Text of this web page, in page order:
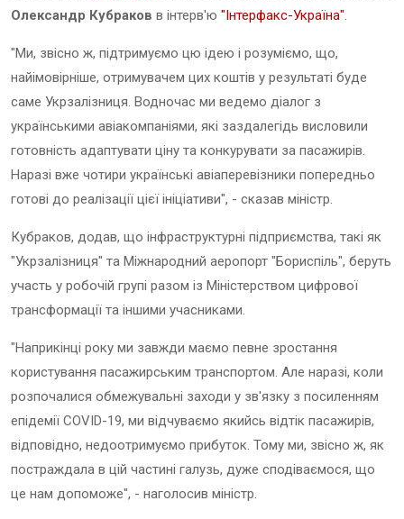
Олександр Кубраков в інтерв'ю "Інтерфакс-Україна".
"Ми, звісно ж, підтримуємо цю ідею і розуміємо, що,
найімовірніше, отримувачем цих коштів у результаті буде
саме Укрзалізниця. Водночас ми ведемо діалог з
українськими авіакомпаніями, які заздалегідь висловили
готовність адаптувати ціну та конкурувати за пасажирів.
Наразі вже чотири українські авіаперевізники попередньо
готові до реалізації цієї ініціативи", - сказав міністр.
Кубраков, додав, що інфраструктурні підприємства, такі як
"Укрзалізниця" та Міжнародний аеропорт "Бориспіль", беруть
участь у робочій групі разом із Міністерством цифрової
трансформації та іншими учасниками.
"Наприкінці року ми завжди маємо певне зростання
користування пасажирським транспортом. Але наразі, коли
розпочалися обмежувальні заходи у зв'язку з посиленням
епідемії COVID-19, ми відчуваємо якийсь відтік пасажирів,
відповідно, недоотримуємо прибуток. Тому ми, звісно ж, як
постраждала в цій частині галузь, дуже сподіваємося, що
це нам допоможе", - наголосив міністр.